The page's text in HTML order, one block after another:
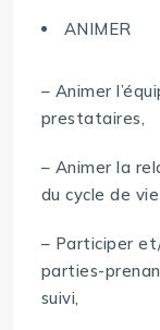
ANIMER
– Animer
prestataires,
– Animer la
du cycle de vie
– Participer
parties-
suivi,